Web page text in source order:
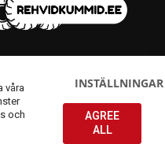
våra
och
INSTÄLLNINGAR
AGREE
ALL